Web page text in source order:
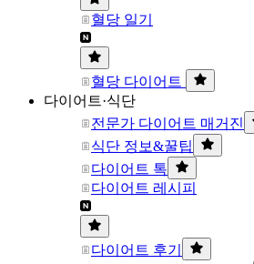
혈당 일기
혈당 다이어트
다이어트·식단
전문가 다이어트 매거진
식단 정보&꿀팁
다이어트 톡
다이어트 레시피
다이어트 후기